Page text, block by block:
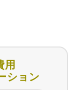
用
ション